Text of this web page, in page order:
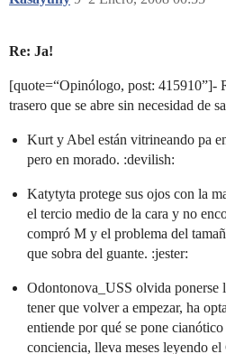
Re: Ja!
[quote=“Opinólogo, post: 415910”]-
trasero que se abre sin necesidad de
Kurt y Abel están vitrineando pa
pero en morado. :devilish:
Katytyta protege sus ojos con la
el tercio medio de la cara y no
compró M y el problema del
que sobra del guante. :jester:
Odontonova_USS olvida ponerse
tener que volver a empezar, ha
entiende por qué se pone
conciencia, lleva meses leyendo